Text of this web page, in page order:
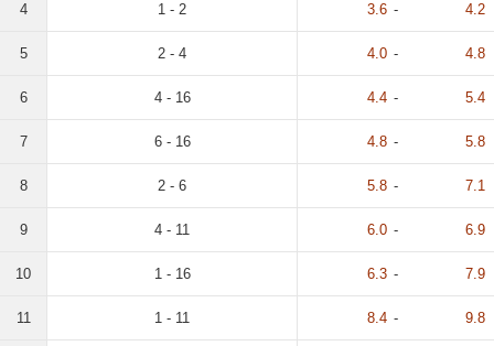
4 1 - 2 3.6 - 4.2
5 2 - 4 4.0 - 4.8
6 4 - 16 4.4 - 5.4
7 6 - 16 4.8 - 5.8
8 2 - 6 5.8 - 7.1
9 4 - 11 6.0 - 6.9
10 1 - 16 6.3 - 7.9
11 1 - 11 8.4 - 9.8